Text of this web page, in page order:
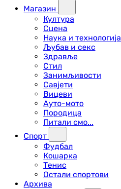
Магазин
Култура
Сцена
Наука и технологија
Љубав и секс
Здравље
Стил
Занимљивости
Савјети
Вицеви
Ауто-мото
Породица
Питали смо...
Спорт
Фудбал
Кошарка
Тенис
Остали спортови
Архива